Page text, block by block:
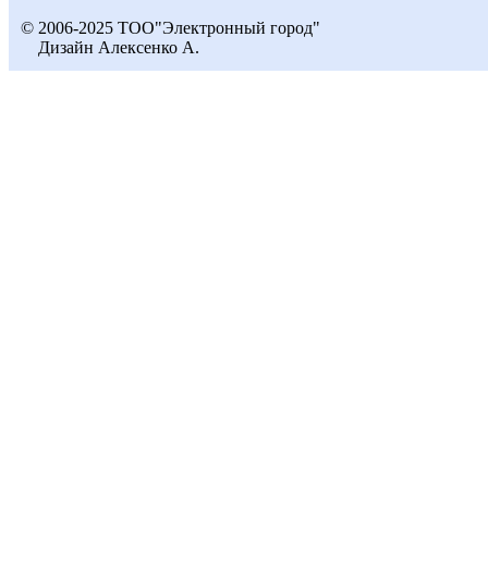
© 2006-2025 ТОО"Электронный город"
Дизайн Алексенко А.